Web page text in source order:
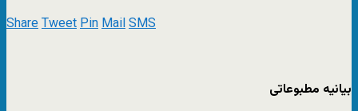
ShareTweetPinMailSMS
بیانیه مطبوعاتی